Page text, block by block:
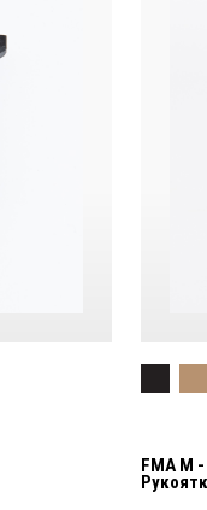
FMA M